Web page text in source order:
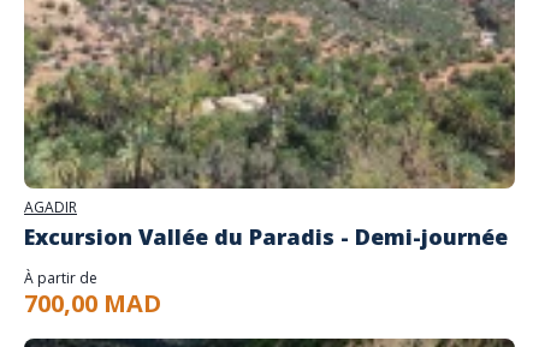
AGADIR
Excursion Vallée du Paradis - Demi-journée
À partir de
700,00 MAD